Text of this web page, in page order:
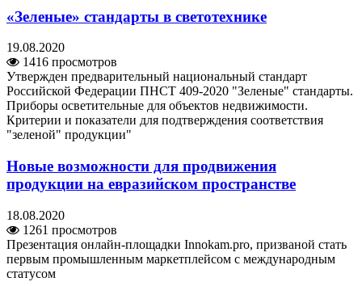
«Зеленые» стандарты в светотехнике
19.08.2020
1416 просмотров
Утвержден предварительный национальный стандарт
Российской Федерации ПНСТ 409-2020 "Зеленые" стандарты.
Приборы осветительные для объектов недвижимости.
Критерии и показатели для подтверждения соответствия
"зеленой" продукции"
Новые возможности для продвижения
продукции на евразийском пространстве
18.08.2020
1261 просмотров
Презентация онлайн-площадки Innokam.pro, призваной стать
первым промышленным маркетплейсом с международным
статусом